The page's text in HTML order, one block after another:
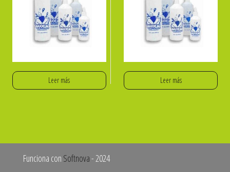
Leer más Leer más
Funciona con Softnova- 2024